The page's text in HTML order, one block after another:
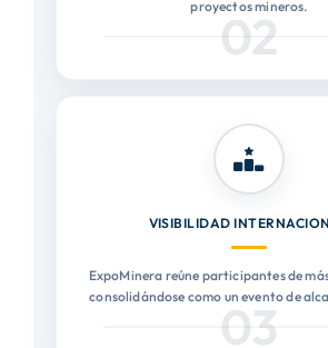
proyectos mineros.
02
VISIBILIDAD
ExpoMinera reúne participantes de
consolidándose como un evento de
03